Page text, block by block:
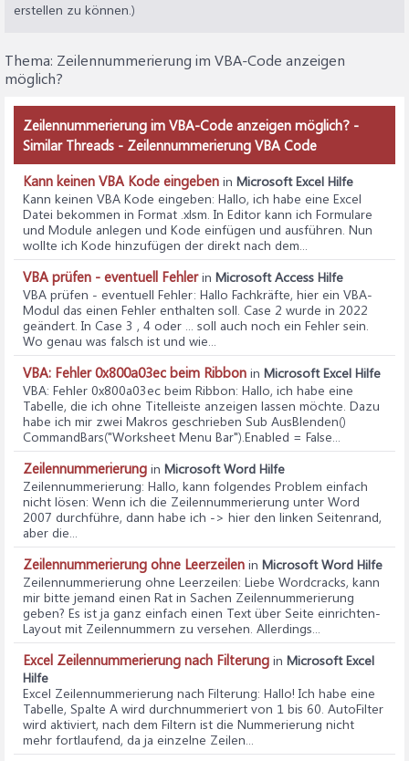
erstellen zu können.)
Thema: Zeilennummerierung im VBA-Code anzeigen
möglich?
Zeilennummerierung im VBA-Code anzeigen möglich? -
Similar Threads - Zeilennummerierung VBA Code
Kann keinen VBA Kode eingeben in Microsoft Excel Hilfe
Kann keinen VBA Kode eingeben: Hallo, ich habe eine Excel
Datei bekommen in Format .xlsm. In Editor kann ich Formulare
und Module anlegen und Kode einfügen und ausführen. Nun
wollte ich Kode hinzufügen der direkt nach dem...
VBA prüfen - eventuell Fehlerin Microsoft Access Hilfe
VBA prüfen - eventuell Fehler: Hallo Fachkräfte, hier ein VBA-
Modul das einen Fehler enthalten soll. Case 2 wurde in 2022
geändert. In Case 3 , 4 oder ... soll auch noch ein Fehler sein.
Wo genau was falsch ist und wie...
VBA: Fehler 0x800a03ec beim Ribbon in Microsoft Excel Hilfe
VBA: Fehler 0x800a03ec beim Ribbon: Hallo, ich habe eine
Tabelle, die ich ohne Titelleiste anzeigen lassen möchte. Dazu
habe ich mir zwei Makros geschrieben Sub AusBlenden()
CommandBars("Worksheet Menu Bar").Enabled = False...
Zeilennummerierung in Microsoft Word Hilfe
Zeilennummerierung: Hallo, kann folgendes Problem einfach
nicht lösen: Wenn ich die Zeilennummerierung unter Word
2007 durchführe, dann habe ich -> hier den linken Seitenrand,
aber die...
Zeilennummerierung ohne Leerzeilen in Microsoft Word Hilfe
Zeilennummerierung ohne Leerzeilen: Liebe Wordcracks, kann
mir bitte jemand einen Rat in Sachen Zeilennummerierung
geben? Es ist ja ganz einfach einen Text über Seite einrichten-
Layout mit Zeilennummern zu versehen. Allerdings...
Excel Zeilennummerierung nach Filterung in Microsoft Excel
Hilfe
Excel Zeilennummerierung nach Filterung: Hallo! Ich habe eine
Tabelle, Spalte A wird durchnummeriert von 1 bis 60. AutoFilter
wird aktiviert, nach dem Filtern ist die Nummerierung nicht
mehr fortlaufend, da ja einzelne Zeilen...